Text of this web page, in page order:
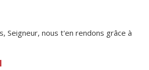
Seigneur, nous t'en rendons grâce à